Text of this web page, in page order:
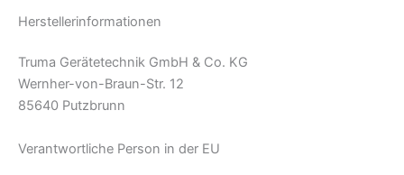
Herstellerinformationen
Truma Gerätetechnik GmbH & Co. KG
Wernher-von-Braun-Str. 12
85640 Putzbrunn
Verantwortliche Person in der EU